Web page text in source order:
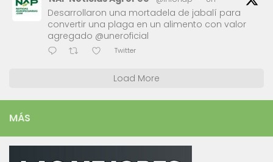
Desarrollaron una mortadela de jabalí para
convertir una plaga en un alimento con valor
agregado @uneroficial
Twitter
Load More
MÁS